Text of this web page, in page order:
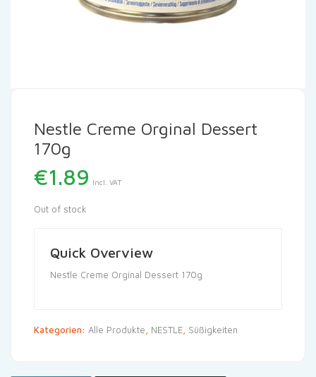
Nestle Creme Orginal Dessert
170g
€1.89 Incl. VAT
Out of stock
Quick Overview
Nestle Creme Orginal Dessert 170g
Kategorien: Alle Produkte, NESTLE, Süßigkeiten